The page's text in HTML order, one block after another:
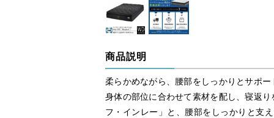
商品説明
柔らかめながら、腰部をしっかりとサポー
身体の部位に合わせて素材を配し、寝返
フ・インレー」と、腰部をしっかりと支